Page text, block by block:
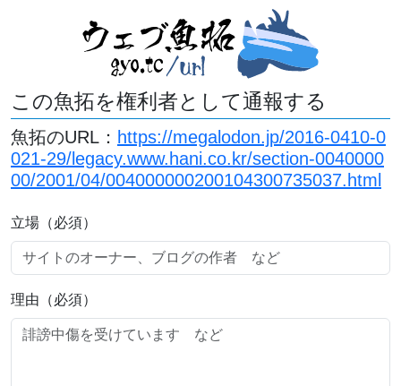
この魚拓を権利者として通報する
魚拓のURL： https://megalodon.jp/2016-0410-0
021-29/legacy.www.hani.co.kr/section-0040000
00/2001/04/004000000200104300735037.html
立場（必須）
理由（必須）